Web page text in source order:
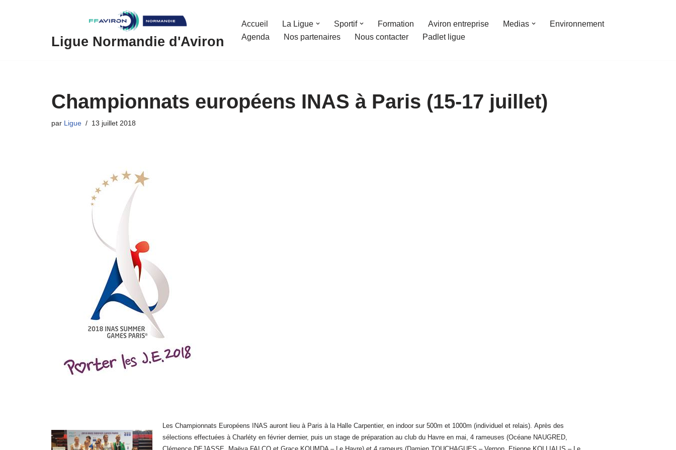
Ligue Normandie d'Aviron
Accueil La Ligue Sportif Formation Aviron entreprise Medias
Environnement
Agenda
Nos partenaires Nous contacter Padlet ligue
Championnats européens INAS à Paris (15-17 juillet)
par Ligue 13 juillet 2018
Les Championnats Européens INAS auront lieu à Paris à la Halle Carpentier, en indoor sur 500m et 1000m (individuel et relais). Après des
sélections effectuées à Charléty en février dernier, puis un stage de préparation au club du Havre en mai, 4 rameuses (Océane NAUGRED,